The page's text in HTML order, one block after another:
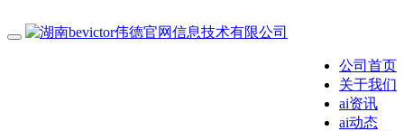
公司首页
关于我们
ai资讯
ai动态